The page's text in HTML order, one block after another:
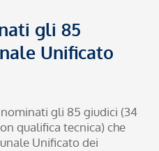
gli 85
Unificato
gli 85 giudici (34
qualifica tecnica) che
Unificato dei